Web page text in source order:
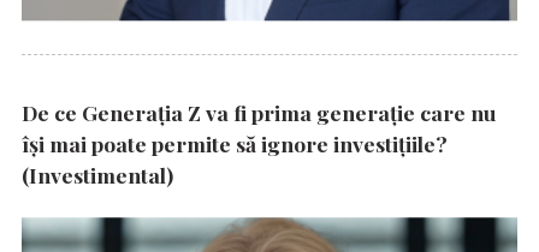
De ce Generația Z va fi prima generație care nu
își mai poate permite să ignore investițiile?
(Investimental)